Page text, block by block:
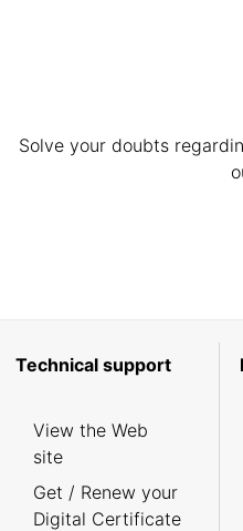
Solve your doubts
Technical support
View the Web
site
Get / Renew your
Digital Certificate